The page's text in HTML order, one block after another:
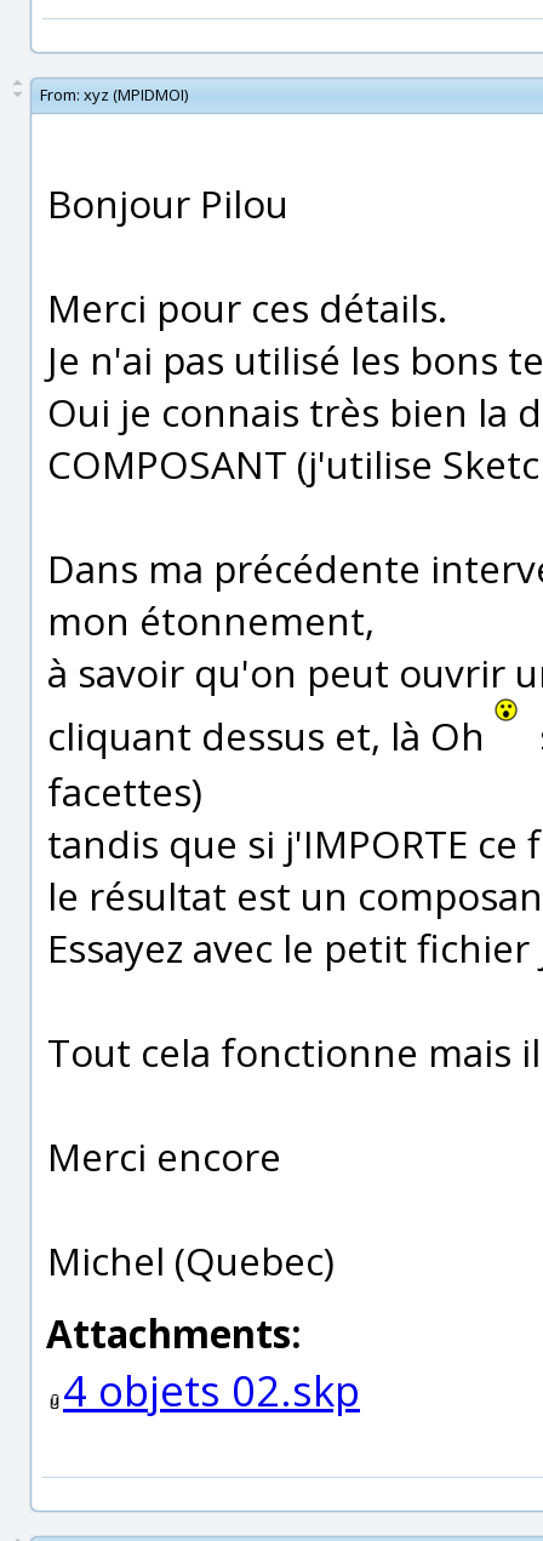
From: xyz (MPIDMOI)
Bonjour Pilou
Merci pour ces détails.
Je n'ai pas utilisé les bons
Oui je connais très bien la
COMPOSANT (j'utilise
Dans ma précédente
mon étonnement,
à savoir qu'on peut ouvrir
cliquant dessus et, là Oh
facettes)
tandis que si j'IMPORTE
le résultat est un
Essayez avec le petit
Tout cela fonctionne mais
Merci encore
Michel (Quebec)
Attachments:
4 objets 02.skp